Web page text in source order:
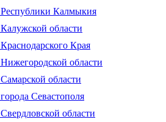
Калмыкия
области
Края
области
области
Севастополя
области